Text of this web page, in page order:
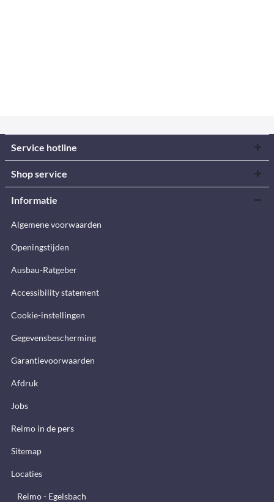
Service hotline
Shop service
Informatie
Algemene voorwaarden
Openingstijden
Ausbau-Ratgeber
Accessibility statement
Cookie-instellingen
Gegevensbescherming
Garantievoorwaarden
Afdruk
Jobs
Reimo in de pers
Sitemap
Locaties
Reimo - Egelsbach